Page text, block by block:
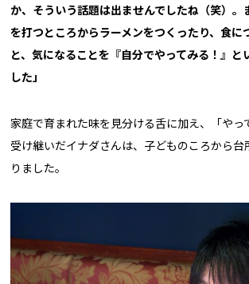
か、そういう話題は出ませんでしたね（笑）。
を打つところからラーメンをつくったり、食に
と、気になることを『自分でやってみる！』と
した」
家庭で育まれた味を見分ける舌に加え、「やっ
受け継いだイナダさんは、子どものころから台
りました。